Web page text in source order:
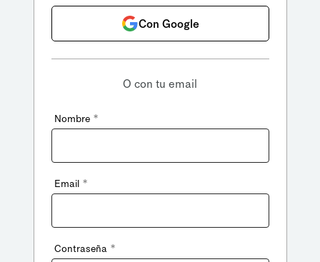
Con Google
O con tu email
Nombre *
Email *
Contraseña *